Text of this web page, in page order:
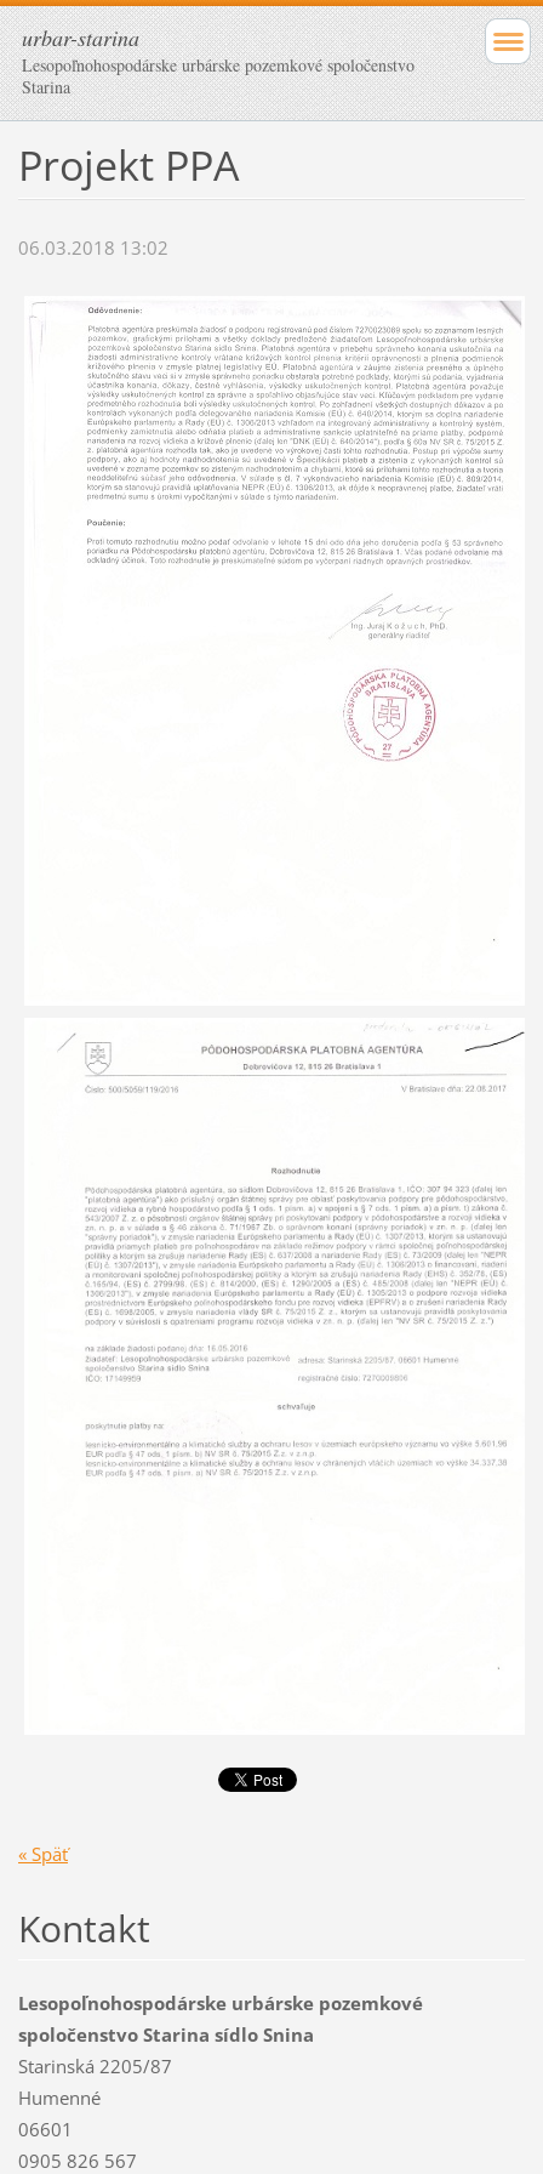
urbar-starina
Lesopoľnohospodárske urbárske pozemkové spoločenstvo
Starina
Projekt PPA
06.03.2018 13:02
« Späť
Kontakt
Lesopoľnohospodárske urbárske pozemkové
spoločenstvo Starina sídlo Snina
Starinská 2205/87
Humenné
06601
0905 826 567